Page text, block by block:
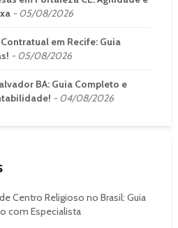
05/08/2026
em Recife: Guia
05/08/2026
BA: Guia Completo e
04/08/2026
Centro Religioso no Brasil: Guia
com Especialista